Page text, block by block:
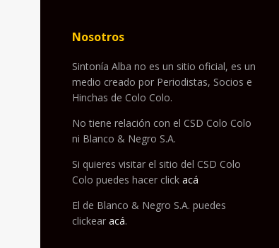
Nosotros
Sintonía Alba no es un sitio oficial, es un
medio creado por Periodistas, Socios e
Hinchas de Colo Colo.
No tiene relación con el CSD Colo Colo
ni Blanco & Negro S.A.
Si quieres visitar el sitio del CSD Colo
Colo puedes hacer click acá
El de Blanco & Negro S.A. puedes
clickear acá.